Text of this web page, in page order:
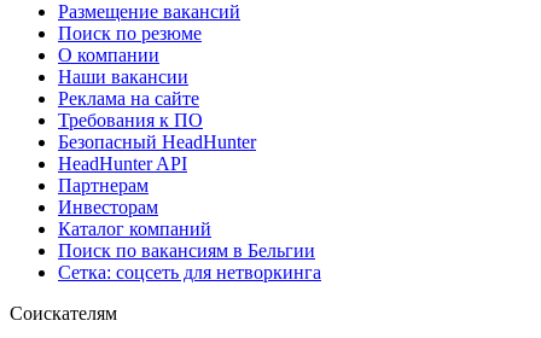
Размещение вакансий
Поиск по резюме
О компании
Наши вакансии
Реклама на сайте
Требования к ПО
Безопасный HeadHunter
HeadHunter API
Партнерам
Инвесторам
Каталог компаний
Поиск по вакансиям в Бельгии
Сетка: соцсеть для нетворкинга
Соискателям